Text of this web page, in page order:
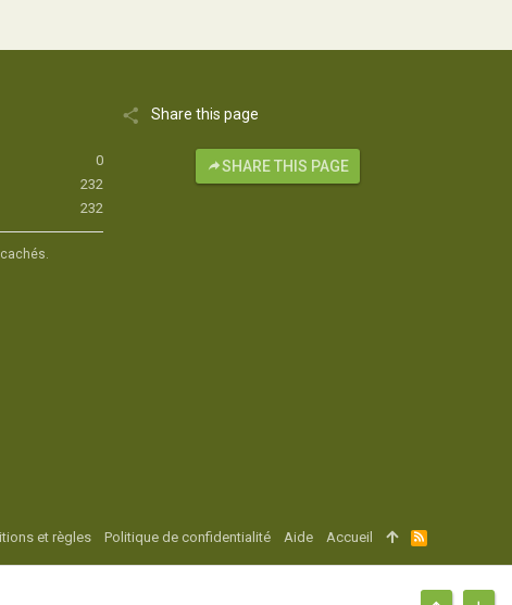
0
232
232
Share this page
SHARE THIS PAGE
et règles Politique de confidentialité Aide Accueil
R
S
S